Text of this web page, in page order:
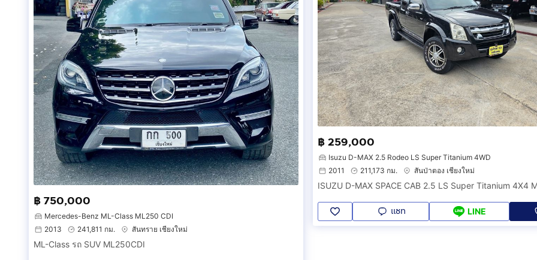
฿ 750,000
Mercedes-Benz ML-Class ML250 CDI
2013
241,811 กม. สันทราย เชียงใหม่
ML-Class รถ SUV ML250CDI
฿ 259,000
Isuzu D-MAX 2.5 Rodeo LS Super Titanium 4WD
2011
211,173 กม. สันป่าตอง เชียงใหม่
ISUZU D-MAX SPACE CAB 2.5 LS Super Titanium 4X4
แชท LINE